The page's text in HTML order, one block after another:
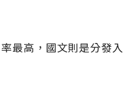
最高，國文則是分發入